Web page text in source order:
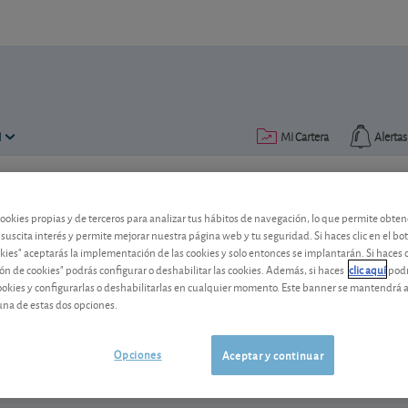
Alertas
Mi Cartera
2 min.
Société Générale deberá
bache
El banco francés reduce sus costes,
propias y de terceros para analizar tus hábitos de navegación, lo que permite
interés y permite mejorar nuestra página web y tu seguridad. Si haces clic en el
aceptarás la implementación de las cookies y solo entonces se implantarán. Si haces
de cookies" podrás configurar o deshabilitar las cookies. Además, si haces clic aquí
y configurarlas o deshabilitarlas en cualquier momento. Este banner se mantendrá
de estas dos opciones.
Aceptar y continuar
Opciones